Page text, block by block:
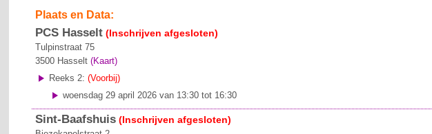
Plaats en Data:
PCS Hasselt (Inschrijven afgesloten)
Tulpinstraat 75
3500 Hasselt (Kaart)
Reeks 2:(Voorbij)
woensdag 29 april 2026 van 13:30 tot 16:30
Sint-Baafshuis (Inschrijven afgesloten)